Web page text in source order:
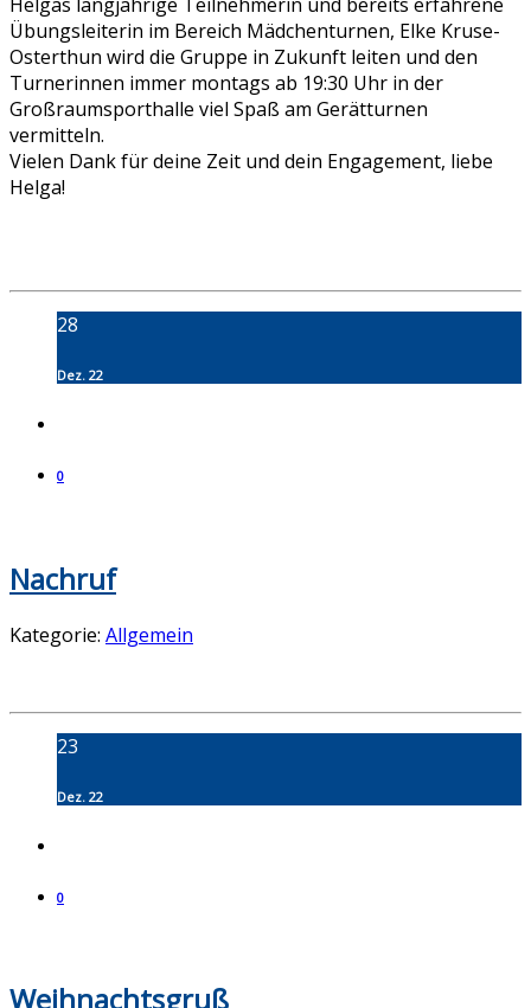
Übungsleiterin im Bereich Mädchenturnen, Elke Kruse-
Osterthun wird die Gruppe in Zukunft leiten und den
Turnerinnen immer montags ab 19:30 Uhr in der
Großraumsporthalle viel Spaß am Gerätturnen
vermitteln.
Vielen Dank für deine Zeit und dein Engagement, liebe
Helga!
28
Dez. 22
0
Nachruf
Kategorie: Allgemein
23
Dez. 22
0
Weihnachtsgruß